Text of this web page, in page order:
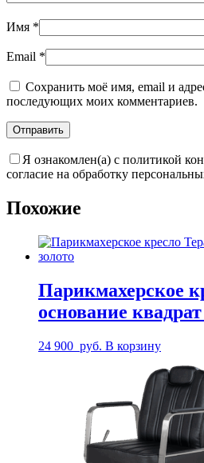
Имя *
Email *
Сохранить моё имя, email и
последующих моих комментариев.
Я ознакомлен(а) с политикой
согласие на обработку
Похожие
Парикмахерское
основание
24 900 руб. В корзину